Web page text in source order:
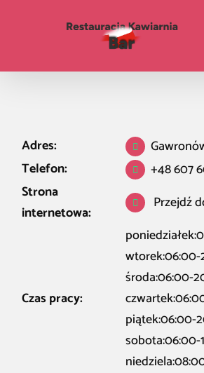
Adres:
Telefon:
+48 607
Strona
internetowa:
Przejdź
Czas pracy:
środa:06:00-
piątek:06:00-
sobota:06:00-